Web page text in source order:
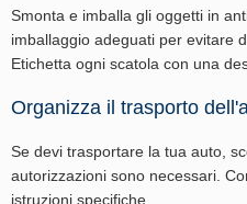
Smonta e imballa gli oggetti in
imballaggio adeguati per evitare
Etichetta ogni scatola con una
Organizza il trasporto
Se devi trasportare la tua auto,
autorizzazioni sono necessari.
istruzioni specifiche.